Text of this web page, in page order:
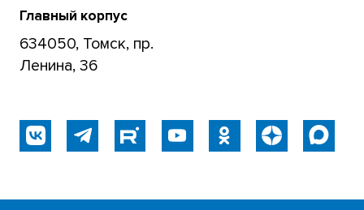
Главный корпус
634050, Томск, пр.
Ленина, 36